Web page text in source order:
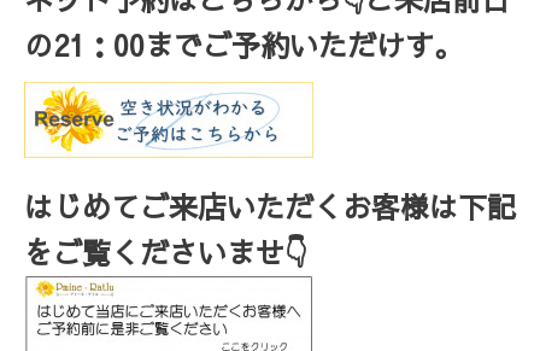
の21 ： 00までご予約いただけす。
はじめてご来店いただくお客様は下記
をご覧くださいませ👇